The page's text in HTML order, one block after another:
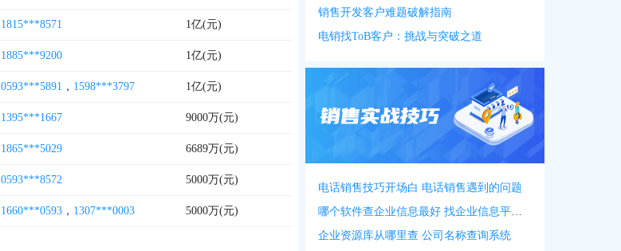
1815***8571 1亿(元)
1885***9200 1亿(元)
0593***5891 ， 1598***3797 1亿(元)
1395***1667 9000万(元)
1865***5029 6689万(元)
0593***8572 5000万(元)
1660***0593 ， 1307***0003 5000万(元)
销售开发客户难题破解指南
电销找ToB客户：挑战与突破之道
电话销售技巧开场白 电话销售遇到的问题
哪个软件查企业信息最好 找企业信息平台 app
企业资源库从哪里查 公司名称查询系统